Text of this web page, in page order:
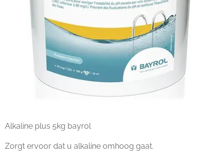
Alkaline plus 5kg bayrol
Zorgt ervoor dat u alkaline omhoog gaat.